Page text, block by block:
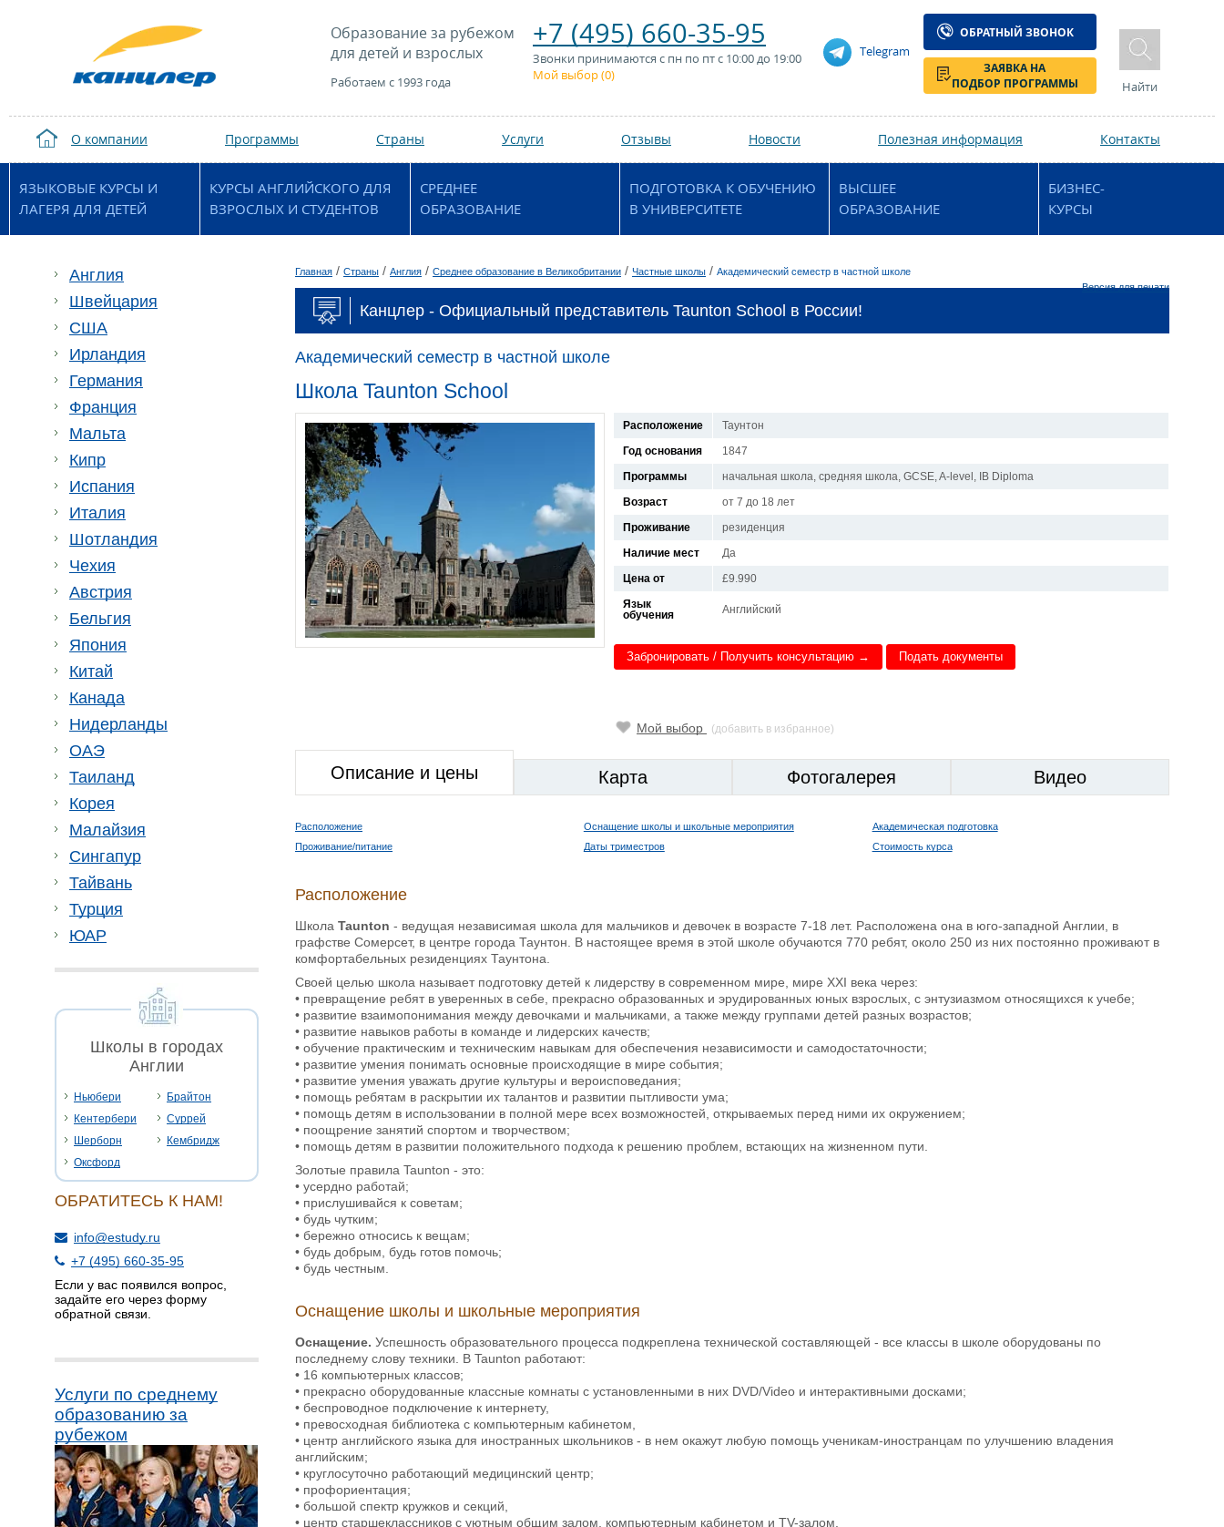
Образование за рубежом
для детей и взрослых
Работаем с 1993 года
+7 (495) 660-35-95
Звонки принимаются с пн по пт с 10:00 до 19:00
Мой выбор (0)
Telegram
ОБРАТНЫЙ ЗВОНОК
ЗАЯВКА НА
ПОДБОР ПРОГРАММЫ
Найти
О компании Программы Страны Услуги Отзывы Новости Полезная информация Контакты
ЯЗЫКОВЫЕ КУРСЫ И
ЛАГЕРЯ ДЛЯ ДЕТЕЙ
КУРСЫ АНГЛИЙСКОГО ДЛЯ
ВЗРОСЛЫХ И СТУДЕНТОВ
СРЕДНЕЕ
ОБРАЗОВАНИЕ
ПОДГОТОВКА К ОБУЧЕНИЮ
В УНИВЕРСИТЕТЕ
ВЫСШЕЕ
ОБРАЗОВАНИЕ
БИЗНЕС-
КУРСЫ
Англия
Швейцария
США
Ирландия
Германия
Франция
Мальта
Кипр
Испания
Италия
Шотландия
Чехия
Австрия
Бельгия
Япония
Китай
Канада
Нидерланды
ОАЭ
Таиланд
Корея
Малайзия
Сингапур
Тайвань
Турция
ЮАР
Школы в городах
Англии
Ньюбери
Брайтон
Кентербери
Суррей
Шерборн
Кембридж
Оксфорд
ОБРАТИТЕСЬ К НАМ!
info@estudy.ru
+7 (495) 660-35-95
Если у вас появился вопрос,
задайте его через форму
обратной связи.
Услуги по среднему
образованию за
рубежом
Главная / Страны / Англия / Среднее образование в Великобритании / Частные школы / Академический семестр в частной школе
Версия для печати
Канцлер - Официальный представитель Taunton School в России!
Академический семестр в частной школе
Школа Taunton School
Расположение
Таунтон
Год основания
1847
Программы
начальная школа, средняя школа, GCSE, A-level, IB Diploma
Возраст
от 7 до 18 лет
Проживание
резиденция
Наличие мест
Да
Цена от
£9.990
Язык
обучения
Английский
Забронировать / Получить консультацию → Подать документы
Мой выбор (добавить в избранное)
Описание и цены Карта Фотогалерея Видео
Расположение Оснащение школы и школьные мероприятия
Академическая подготовка
Проживание/питание
Даты триместров Стоимость курса
Расположение
Школа Taunton - ведущая независимая школа для мальчиков и девочек в возрасте 7-18 лет. Расположена она в юго-западной Англии, в
графстве Сомерсет, в центре города Таунтон. В настоящее время в этой школе обучаются 770 ребят, около 250 из них постоянно проживают в
комфортабельных резиденциях Таунтона.
Своей целью школа называет подготовку детей к лидерству в современном мире, мире XXI века через:
• превращение ребят в уверенных в себе, прекрасно образованных и эрудированных юных взрослых, с энтузиазмом относящихся к учебе;
• развитие взаимопонимания между девочками и мальчиками, а также между группами детей разных возрастов;
• развитие навыков работы в команде и лидерских качеств;
• обучение практическим и техническим навыкам для обеспечения независимости и самодостаточности;
• развитие умения понимать основные происходящие в мире события;
• развитие умения уважать другие культуры и вероисповедания;
• помощь ребятам в раскрытии их талантов и развитии пытливости ума;
• помощь детям в использовании в полной мере всех возможностей, открываемых перед ними их окружением;
• поощрение занятий спортом и творчеством;
• помощь детям в развитии положительного подхода к решению проблем, встающих на жизненном пути.
Золотые правила Taunton - это:
• усердно работай;
• прислушивайся к советам;
• будь чутким;
• бережно относись к вещам;
• будь добрым, будь готов помочь;
• будь честным.
Оснащение школы и школьные мероприятия
Оснащение. Успешность образовательного процесса подкреплена технической составляющей - все классы в школе оборудованы по
последнему слову техники. В Taunton работают:
• 16 компьютерных классов;
• прекрасно оборудованные классные комнаты с установленными в них DVD/Video и интерактивными досками;
• беспроводное подключение к интернету,
• превосходная библиотека с компьютерным кабинетом,
• центр английского языка для иностранных школьников - в нем окажут любую помощь ученикам-иностранцам по улучшению владения
английским;
• круглосуточно работающий медицинский центр;
• профориентация;
• большой спектр кружков и секций,
• центр старшеклассников с уютным общим залом, компьютерным кабинетом и ТV-залом.